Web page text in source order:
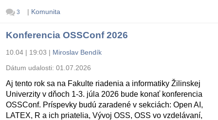
3 | Komunita
Konferencia OSSConf 2026
10.04 | 19:03 | Miroslav Bendík
Dátum udalosti: 01.07.2026
Aj tento rok sa na Fakulte riadenia a informatiky Žilinskej
Univerzity v dňoch 1-3. júla 2026 bude konať konferencia
OSSConf. Príspevky budú zaradené v sekciách: Open AI,
LATEX, R a ich priatelia, Vývoj OSS, OSS vo vzdelávaní,